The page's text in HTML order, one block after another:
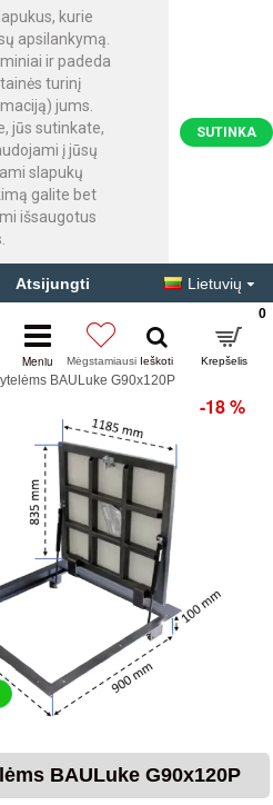
kurie
apsilankymą.
ir padeda
turinį
jums.
jūs sutinkate,
į jūsų
slapukų
galite bet
išsaugotus
SUTINKA
Atsijungti Lietuvių
0
BAULuke G90x120P
-18 %
BAULuke G90x120P